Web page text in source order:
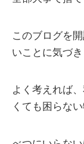
このブログを
いことに気づき
よく考えれば
くても困らな